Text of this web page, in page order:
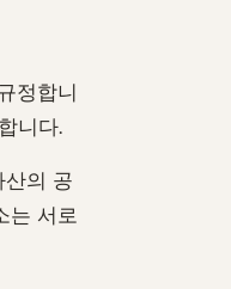
정합니
니다.
산의 공
는 서로